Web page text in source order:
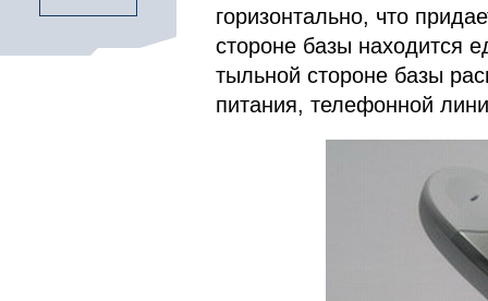
горизонтально, что
стороне базы находится
тыльной стороне базы
питания, телефонной